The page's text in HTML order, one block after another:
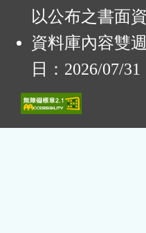
以公布之書面
資料庫內容雙
日：2026/07/31